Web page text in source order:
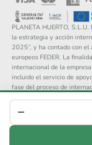
PLANETA HUERTO,
la estrategia y acción
2025”, y ha contado con el
europeos FEDER. La
internacional de la
incluido el servicio de
fase del proceso de
asciende a 14.148 €.
© 2026 Planeta
Política de